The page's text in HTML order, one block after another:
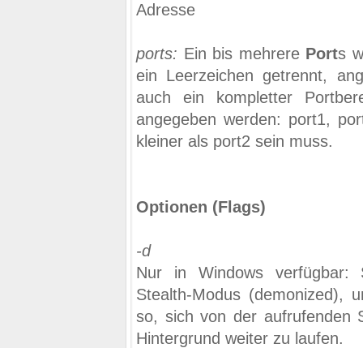
Adresse
ports: Ein bis mehrere Ports
ein Leerzeichen getrennt,
auch ein kompletter
angegeben werden: port1,
kleiner als port2 sein muss.
Optionen (Flags)
-d
Nur in Windows verfügbar:
Stealth-Modus (demonized),
so, sich von der aufrufenden
Hintergrund weiter zu laufen.